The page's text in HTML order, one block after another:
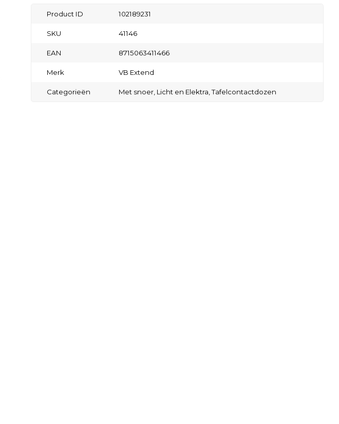
Product ID 102189231
SKU 41146
EAN 8715063411466
Merk VB Extend
Categorieën Met snoer, Licht en Elektra,Tafelcontactdozen